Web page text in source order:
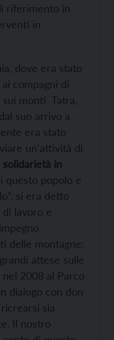
riferimento in
in
dove era stato
compagni di
monti Tatra,
suo arrivo a
era stato
un’attività di
solidarietà in
questo popolo e
si era detto
lavoro e
delle montagne:
attese sulle
2008 al Parco
dialogo con don
sia
Il nostro